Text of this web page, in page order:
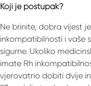
Koji je postupak?
Ne brinite, dobra vijest
inkompatibilnosti i vaše
sigurne. Ukoliko
imate Rh
vjerovatno dobiti dvije